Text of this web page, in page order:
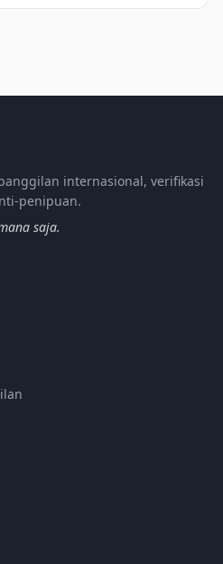
internasional, verifikasi
penipuan.
saja.